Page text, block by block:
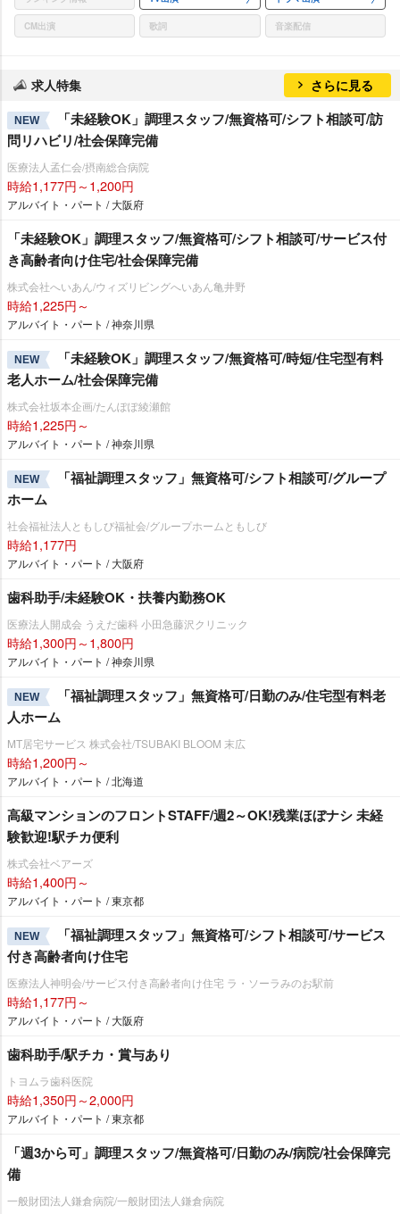
CM出演 歌詞 音楽配信
求人特集 さらに見る
NEW
「未経験OK」調理スタッフ/無資格可/シフト相談可/訪
問リハビリ/社会保障完備
医療法人孟仁会/摂南総合病院
時給1,177円～1,200円
アルバイト・パート / 大阪府
「未経験OK」調理スタッフ/無資格可/シフト相談可/サービス付
き高齢者向け住宅/社会保障完備
株式会社へいあん/ウィズリビングへいあん亀井野
時給1,225円～
アルバイト・パート / 神奈川県
NEW
「未経験OK」調理スタッフ/無資格可/時短/住宅型有料
老人ホーム/社会保障完備
株式会社坂本企画/たんぽぽ綾瀬館
時給1,225円～
アルバイト・パート / 神奈川県
NEW
「福祉調理スタッフ」無資格可/シフト相談可/グループ
ホーム
社会福祉法人ともしび福祉会/グループホームともしび
時給1,177円
アルバイト・パート / 大阪府
歯科助手/未経験OK・扶養内勤務OK
医療法人開成会 うえだ歯科 小田急藤沢クリニック
時給1,300円～1,800円
アルバイト・パート / 神奈川県
NEW
「福祉調理スタッフ」無資格可/日勤のみ/住宅型有料老
人ホーム
MT居宅サービス 株式会社/TSUBAKI BLOOM 末広
時給1,200円～
アルバイト・パート / 北海道
高級マンションのフロントSTAFF/週2～OK!残業ほぼナシ 未経
験歓迎!駅チカ便利
株式会社ベアーズ
時給1,400円～
アルバイト・パート / 東京都
NEW
「福祉調理スタッフ」無資格可/シフト相談可/サービス
付き高齢者向け住宅
医療法人神明会/サービス付き高齢者向け住宅 ラ・ソーラみのお駅前
時給1,177円～
アルバイト・パート / 大阪府
歯科助手/駅チカ・賞与あり
トヨムラ歯科医院
時給1,350円～2,000円
アルバイト・パート / 東京都
「週3から可」調理スタッフ/無資格可/日勤のみ/病院/社会保障完
備
一般財団法人鎌倉病院/一般財団法人鎌倉病院